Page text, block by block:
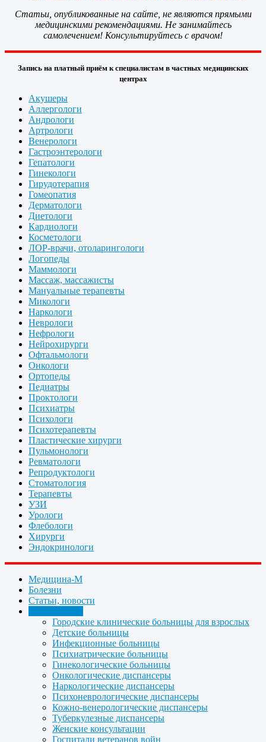
Статьи, опубликованные на сайте, не являются прямыми
медицинскими рекомендациями. Не занимайтесь
самолечением! Консультируйтесь с врачом!
Запись на платный приём к специалистам в частных медицинских
центрах
Акушеры
Аллергологи
Андрологи
Артрологи
Венерологи
Гастроэнтерологи
Гепатологи
Гинекологи
Гирудотерапия
Гомеопатия
Дерматологи
Диетологи
Кардиологи
Косметологи
ЛОР-врачи, отоларингологи
Логопеды
Маммологи
Массаж, массажисты
Мануальные терапевты
Микологи
Наркологи
Неврологи
Нефрологи
Нейрохирурги
Офтальмологи
Онкологи
Ортопеды
Педиатры
Проктологи
Психиатры
Психологи
Психотерапевты
Пластические хирурги
Пульмонологи
Ревматологи
Репродуктологи
Стоматология
Терапевты
УЗИ
Урологи
Флебологи
Хирурги
Эндокринологи
Медицина-М
Болезни
Статьи, новости
Городские клинические больницы для взрослых
Детские больницы
Инфекционные больницы
Психиатрические больницы
Гинекологические больницы
Онкологические диспансеры
Наркологические диспансеры
Психоневрологические диспансеры
Кожно-венерологические диспансеры
Туберкулезные диспансеры
Женские консультации
Госпитали ветеранов войн